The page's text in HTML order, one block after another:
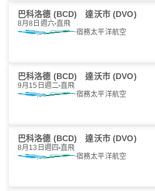
巴科洛德 (BCD) 達沃市 (DVO)
8月8日週六 直飛
宿務太平洋航空
巴科洛德 (BCD) 達沃市 (DVO)
9月15日週二 直飛
宿務太平洋航空
巴科洛德 (BCD) 達沃市 (DVO)
8月13日週四 直飛
宿務太平洋航空